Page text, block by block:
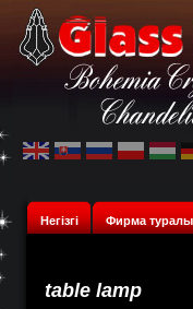
Негізгі Фирма туралы
table lamp